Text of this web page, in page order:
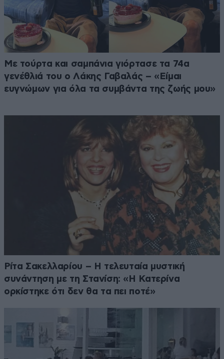
Με τούρτα και σαμπάνια γιόρτασε τα 74α
γενέθλιά του ο Λάκης Γαβαλάς – «Είμαι
ευγνώμων για όλα τα συμβάντα της ζωής μου»
Ρίτα Σακελλαρίου – Η τελευταία μυστική
συνάντηση με τη Στανίση: «Η Κατερίνα
ορκίστηκε ότι δεν θα τα πει ποτέ»